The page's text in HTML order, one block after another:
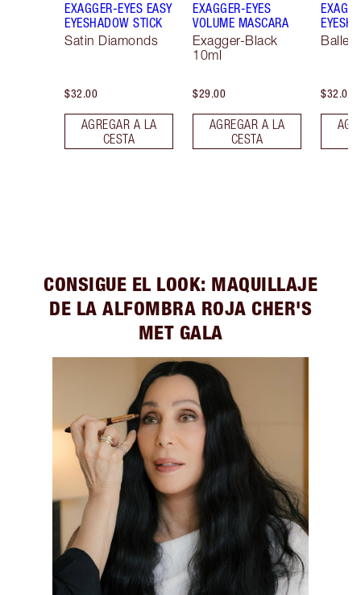
EXAGGER-EYES EASY
EYESHADOW STICK
Satin Diamonds
$32.00
AGREGAR A LA
CESTA
EXAGGER-EYES
VOLUME MASCARA
Exagger-Black
10ml
$29.00
AGREGAR A LA
CESTA
Ballet
$32.00
CONSIGUE EL LOOK: MAQUILLAJE
DE LA ALFOMBRA ROJA CHER'S
MET GALA